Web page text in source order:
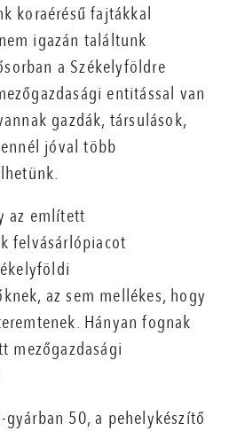
koraérésű fajtákkal
igazán találtunk
a Székelyföldre
entitással van
gazdák, társulások,
jóval több
az említett
felvásárlópiacot
az sem mellékes, hogy
Hányan fognak
mezőgazdasági
gyárban 50, a pehelykészítő